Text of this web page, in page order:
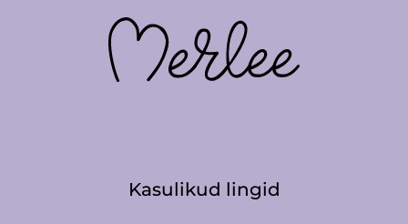
Kasulikud lingid